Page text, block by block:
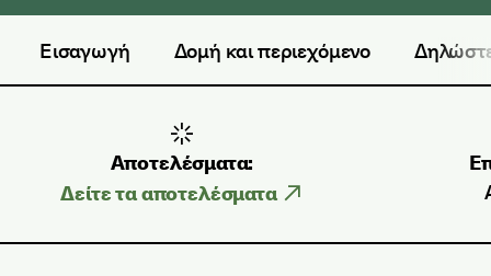
Εισαγωγή Δομή και περιεχόμενο
Αποτελέσματα:
Δείτε τα αποτελέσματα